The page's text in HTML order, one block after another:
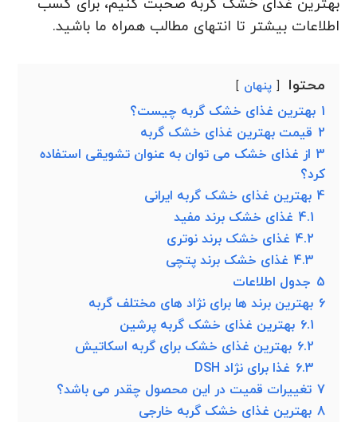
بهترین غذای خشک گربه صحبت کنیم، برای کسب
اطلاعات بیشتر تا انتهای مطالب همراه ما باشید.
محتوا پنهان
1 بهترین غذای خشک گربه چیست؟
2 قیمت بهترین غذای خشک گربه
3 از غذای خشک می توان به عنوان تشویقی استفاده
کرد؟
4 بهترین غذای خشک گربه ایرانی
4.1 غذای خشک برند مفید
4.2 غذای خشک برند نوتری
4.3 غذای خشک برند پتچی
5 جدول اطلاعات
6 بهترین برند ها برای نژاد های مختلف گربه
6.1 بهترین غذای خشک گربه پرشین
6.2 بهترین غذای خشک برای گربه اسکاتیش
6.3 غذا برای نژاد DSH
7 تغییرات قمیت در این محصول چقدر می باشد؟
8 بهترین غذای خشک گربه خارجی